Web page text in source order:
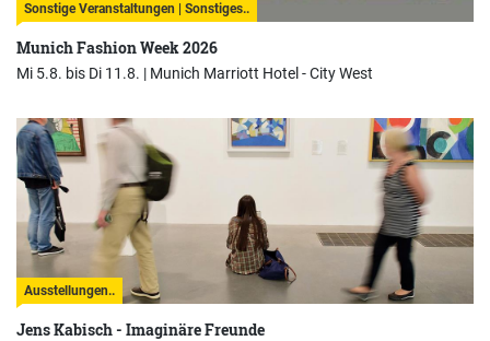
Sonstige Veranstaltungen | Sonstiges..
Munich Fashion Week 2026
Mi 5.8. bis Di 11.8. | Munich Marriott Hotel - City West
Ausstellungen..
Jens Kabisch - Imaginäre Freunde